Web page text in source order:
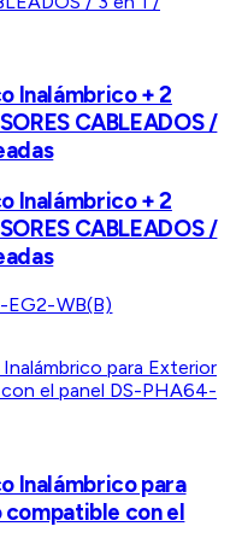
Inalámbrico + 2
CABLEADOS /
Inalámbrico + 2
CABLEADOS /
EG2-WB(B)
Inalámbrico para
con el